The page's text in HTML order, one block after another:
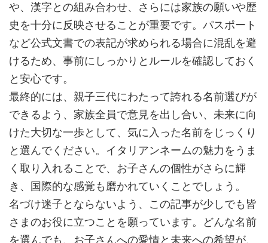
や、漢字との組み合わせ、さらには家族の願いや歴
史を十分に反映させることが重要です。パスポート
など公式文書での表記が求められる場合に混乱を避
けるため、事前にしっかりとルールを確認しておく
と安心です。
最終的には、親子三代にわたって誇れる名前選びが
できるよう、家族全員で意見を出し合い、未来に向
けた大切な一歩として、気に入った名前をじっくり
と選んでください。イタリアンネームの魅力をうま
く取り入れることで、お子さんの個性がさらに輝
き、国際的な感覚も磨かれていくことでしょう。
名づけ迷子とならないよう、この記事が少しでも皆
さまのお役に立つことを願っています。どんな名前
を選んでも、お子さんへの愛情と未来への希望が、